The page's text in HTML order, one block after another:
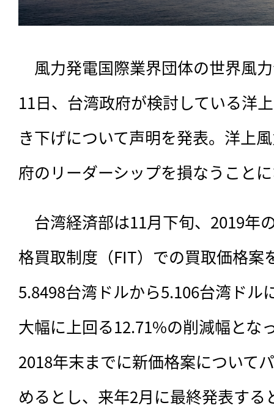
風力発電国際業界団体の世界風
11日、台湾政府が検討している洋
き下げについて声明を発表。洋上
府のリーダーシップを損なうこと
台湾経済部は11月下旬、2019年
格買取制度（FIT）での買取価格案
5.8498台湾ドルから5.106台湾ドル
大幅に上回る12.71%の削減幅とな
2018年末までに新価格案について
めるとし、来年2月に最終発表する